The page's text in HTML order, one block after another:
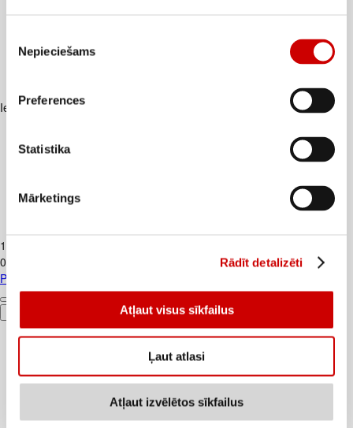
izvēle
Nepieciešams
Preferences
Statistika
Mārketings
Rādīt detalizēti
Atļaut visus sīkfailus
Ļaut atlasi
Atļaut izvēlētos sīkfailus
Iesakām ar
1
0,91€/l
Piens TERE 2,5% 1,5L